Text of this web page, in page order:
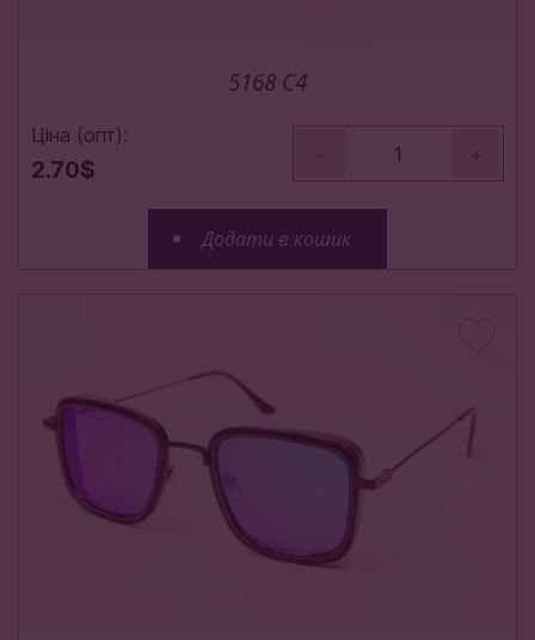
5168 C4
Ціна (опт):
2.70$
- +
Додати в кошик